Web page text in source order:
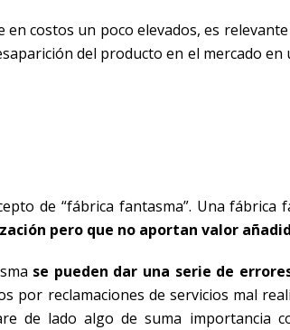
costos un poco elevados, es
del producto en el mercado en
de “fábrica fantasma”. Una fábrica
pero que no aportan valor
se pueden dar una serie de
por reclamaciones de servicios mal
de lado algo de suma importancia